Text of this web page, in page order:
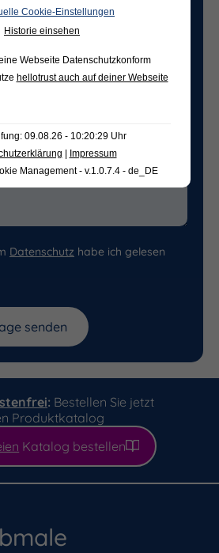
Datenschutz habe ich gelesen
: Bestellen Sie jetzt
Produktkatalog
Katalog bestellen
Cookie-Einstellungen
Historie einsehen
Webseite Datenschutzkonform
hellotrust auch auf deiner Webseite
09.08.26 - 10:20:29 Uhr
| Impressum
Management - v.1.0.7.4 - de_DE